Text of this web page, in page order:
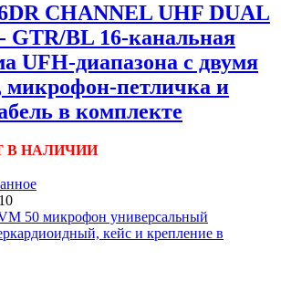
CHANNEL UHF DUAL
GTR/BL 16-канальная
UFH-диапазона с двумя
микрофон-петличка и
в комплекте
В НАЛИЧИИ